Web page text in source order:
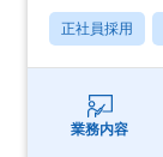
正社員採用
業務内容